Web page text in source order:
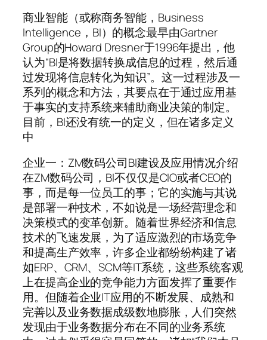
商业智能（或称商务智能，Business
Intelligence，BI）的概念最早由Gartner
Group的Howard Dresner于1996年提出，他
认为“BI是将数据转换成信息的过程，然后通
过发现将信息转化为知识”。这一过程涉及一
系列的概念和方法，其要点在于通过应用基
于事实的支持系统来辅助商业决策的制定。
目前，BI还没有统一的定义，但在诸多定义
中
企业一：ZM数码公司BI建设及应用情况介绍
在ZM数码公司，BI不仅仅是CIO或者CEO的
事，而是每一位员工的事；它的实施与其说
是部署一种技术，不如说是一场经营理念和
决策模式的变革创新。随着世界经济和信息
技术的飞速发展，为了适应激烈的市场竞争
和提高生产效率，许多企业都纷纷构建了诸
如ERP、CRM、SCM等IT系统，这些系统客观
上在提高企业的竞争能力方面发挥了重要作
用。但随着企业IT应用的不断发展、成熟和
完善以及业务数据成级数地膨胀，人们突然
发现由于业务数据分布在不同的业务系统